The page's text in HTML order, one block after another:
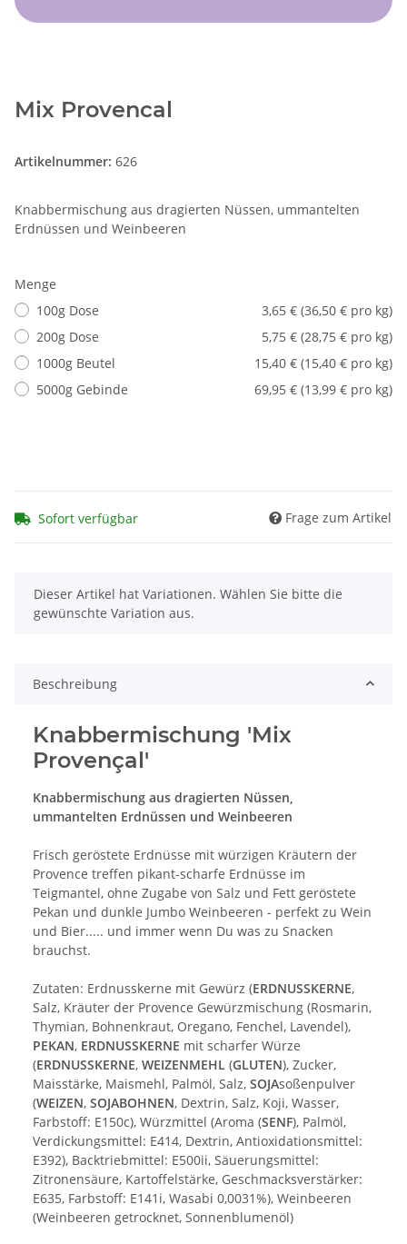
Mix Provencal
Artikelnummer: 626
Knabbermischung aus dragierten Nüssen, ummantelten
Erdnüssen und Weinbeeren
Menge
100g Dose
3,65 € (36,50 € pro kg)
200g Dose
5,75 € (28,75 € pro kg)
1000g Beutel
15,40 € (15,40 € pro kg)
5000g Gebinde
69,95 € (13,99 € pro kg)
Sofort verfügbar Frage zum Artikel
x
Dieser Artikel hat Variationen. Wählen Sie bitte die
gewünschte Variation aus.
Beschreibung
Knabbermischung 'Mix
Provençal'
Knabbermischung aus dragierten Nüssen,
ummantelten Erdnüssen und Weinbeeren
Frisch geröstete Erdnüsse mit würzigen Kräutern der
Provence treffen pikant-scharfe Erdnüsse im
Teigmantel, ohne Zugabe von Salz und Fett geröstete
Pekan und dunkle Jumbo Weinbeeren - perfekt zu Wein
und Bier..... und immer wenn Du was zu Snacken
brauchst.
Zutaten: Erdnusskerne mit Gewürz (ERDNUSSKERNE,
Salz, Kräuter der Provence Gewürzmischung (Rosmarin,
Thymian, Bohnenkraut, Oregano, Fenchel, Lavendel),
PEKAN, ERDNUSSKERNE mit scharfer Würze
(ERDNUSSKERNE, WEIZENMEHL (GLUTEN), Zucker,
Maisstärke, Maismehl, Palmöl, Salz, SOJAsoßenpulver
(WEIZEN, SOJABOHNEN, Dextrin, Salz, Koji, Wasser,
Farbstoff: E150c), Würzmittel (Aroma (SENF), Palmöl,
Verdickungsmittel: E414, Dextrin, Antioxidationsmittel:
E392), Backtriebmittel: E500ii, Säuerungsmittel:
Zitronensäure, Kartoffelstärke, Geschmacksverstärker:
E635, Farbstoff: E141i, Wasabi 0,0031%), Weinbeeren
(Weinbeeren getrocknet, Sonnenblumenöl)